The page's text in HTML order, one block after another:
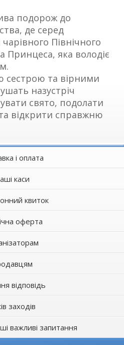
подорож до
де серед
Північного
Принцеса, яка володіє
сестрою та вірними
назустріч
свято, подолати
відкрити справжню
і оплата
каси
квиток
оферта
відповідь
заходів
важливі запитання